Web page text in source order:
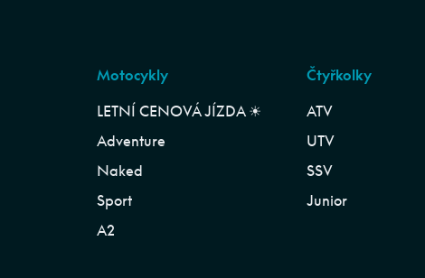
Motocykly
LETNÍ CENOVÁ JÍZDA ☀︎
Adventure
Naked
Sport
A2
Čtyřkolky
ATV
UTV
SSV
Junior